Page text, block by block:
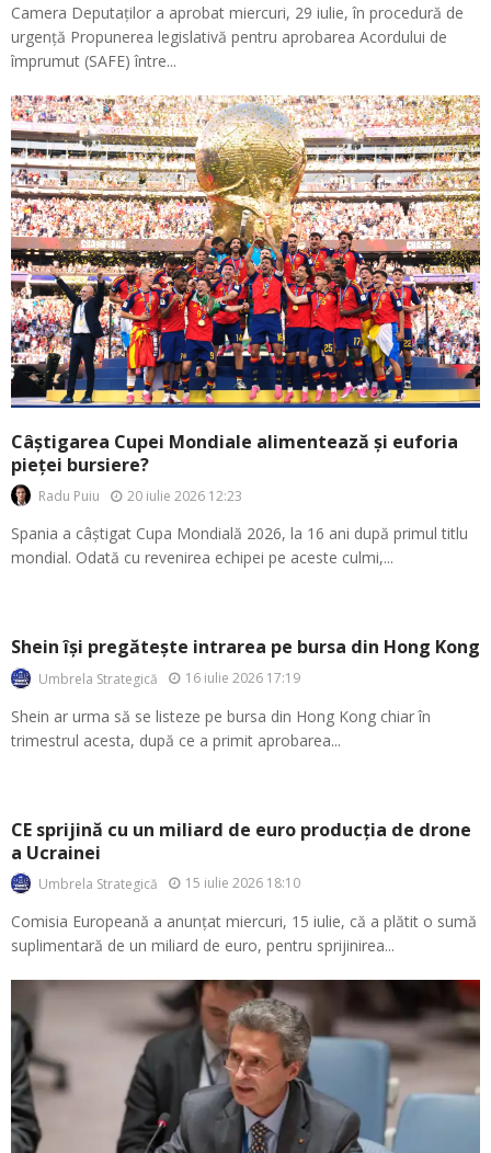
Camera Deputaților a aprobat miercuri, 29 iulie, în procedură de
urgență Propunerea legislativă pentru aprobarea Acordului de
împrumut (SAFE) între...
Câștigarea Cupei Mondiale alimentează și euforia
pieței bursiere?
Radu Puiu 20 iulie 2026 12:23
Spania a câștigat Cupa Mondială 2026, la 16 ani după primul titlu
mondial. Odată cu revenirea echipei pe aceste culmi,...
Shein își pregătește intrarea pe bursa din Hong Kong
Umbrela Strategică 16 iulie 2026 17:19
Shein ar urma să se listeze pe bursa din Hong Kong chiar în
trimestrul acesta, după ce a primit aprobarea...
CE sprijină cu un miliard de euro producția de drone
a Ucrainei
Umbrela Strategică 15 iulie 2026 18:10
Comisia Europeană a anunțat miercuri, 15 iulie, că a plătit o sumă
suplimentară de un miliard de euro, pentru sprijinirea...